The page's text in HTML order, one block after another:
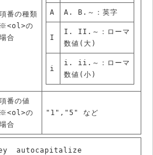
項番の種類
※<ol>の
場合
A A. B.～：英字
I
I. II.～：ローマ
数値(大)
i
i. ii.～：ローマ
数値(小)
項番の値
※<ol>の
場合
"1","5" など
autocapitalize